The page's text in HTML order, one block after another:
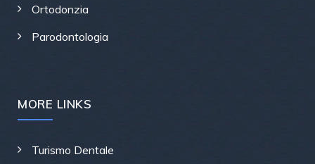
Ortodonzia
Parodontologia
MORE LINKS
Turismo Dentale